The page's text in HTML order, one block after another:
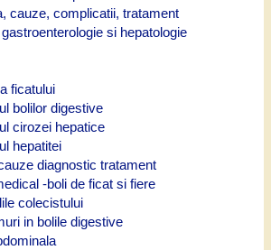
cauze, complicatii, tratament
si hepatologie
ficatului
bolilor digestive
cirozei hepatice
hepatitei
diagnostic tratament
-boli de ficat si fiere
colecistului
in bolile digestive